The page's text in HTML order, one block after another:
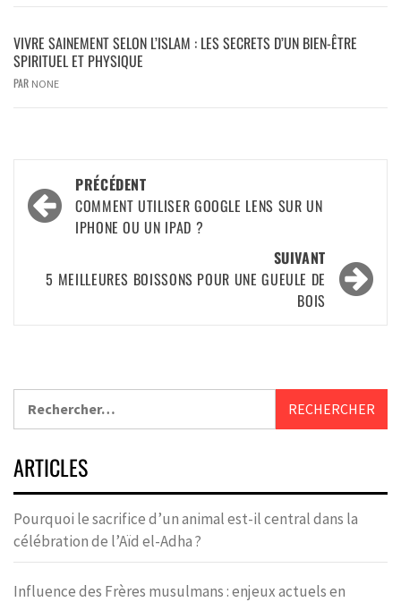
VIVRE SAINEMENT SELON L’ISLAM : LES SECRETS D’UN BIEN-ÊTRE
SPIRITUEL ET PHYSIQUE
PAR NONE
PRÉCÉDENT
COMMENT UTILISER GOOGLE LENS SUR UN
IPHONE OU UN IPAD ?
SUIVANT
5 MEILLEURES BOISSONS POUR UNE GUEULE DE
BOIS
ARTICLES
Pourquoi le sacrifice d’un animal est-il central dans la
célébration de l’Aïd el-Adha ?
Influence des Frères musulmans : enjeux actuels en